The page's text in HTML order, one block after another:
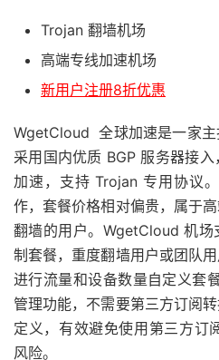
Trojan 翻墙机场
高端专线加速机场
新用户注册8折优惠
WgetCloud 全球加速是一家主
采用国内优质 BGP 服务器接
加速，支持 Trojan 专用协议
作，套餐价格相对偏贵，属于
翻墙的用户。WgetCloud 机场
制套餐，重度翻墙用户或团队
进行流量和设备数量自定义套
管理功能，不需要第三方订阅
定义，有效避免使用第三方订
风险。